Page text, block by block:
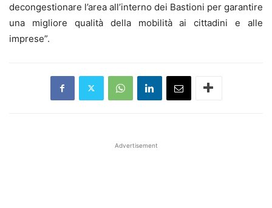
decongestionare l’area all’interno dei Bastioni per garantire
una migliore qualità della mobilità ai cittadini e alle
imprese”.
Advertisement